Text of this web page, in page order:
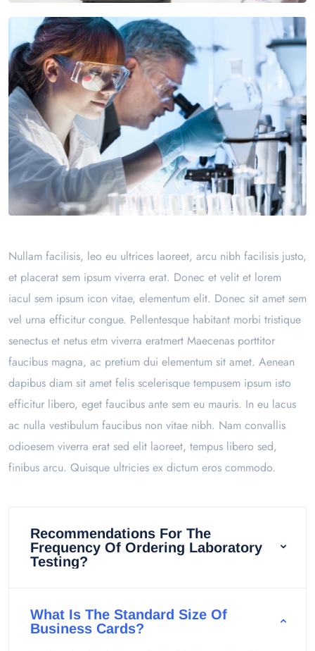
Nullam facilisis, leo eu ultrices laoreet, arcu nibh facilisis justo,
et placerat sem ipsum viverra erat. Donec et velit et lorem
iacul sem ipsum icon vitae, elementum elit. Donec sit amet sem
vel urna efficitur congue. Pellentesque habitant morbi tristique
senectus et netus etm viverra eratmert Maecenas porttitor
faucibus magna, ac pretium dui elementum sit amet. Aenean
dapibus diam sit amet felis scelerisque tempusem ipsum isto
efficitur libero, eget faucibus ante sem eu mauris. In eu lacus
ac nulla vestibulum faucibus non vitae nibh. Nam convallis
odioesem viverra erat sed elit laoreet, tempus libero sed,
finibus arcu. Quisque ultricies ex dictum eros commodo.
Recommendations For The
Frequency Of Ordering Laboratory
Testing?
What Is The Standard Size Of
Business Cards?